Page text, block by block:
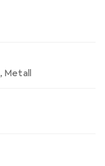
, Metall